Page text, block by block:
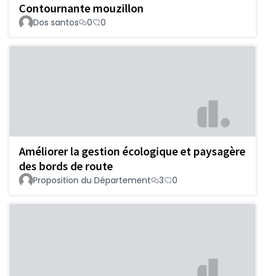
Contournante mouzillon
Dos santos 0 0
Améliorer la gestion écologique et paysagère
des bords de route
Proposition du Département 3 0